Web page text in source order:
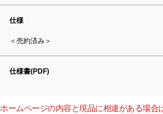
仕様
＜売約済み＞
仕様書(PDF)
ホームページの内容と現品に相違がある場合